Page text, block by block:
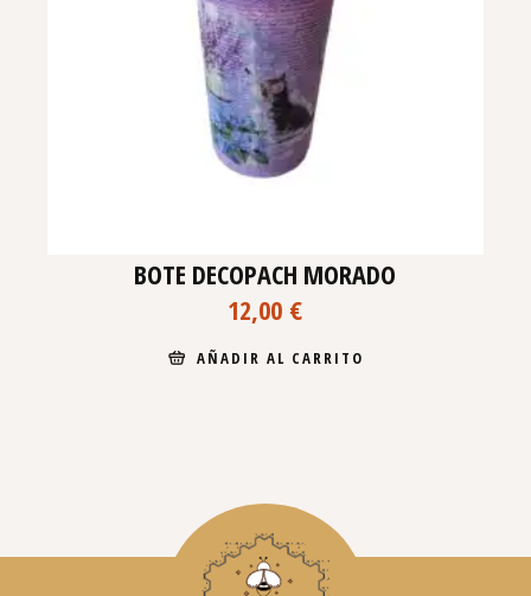
BOTE DECOPACH MORADO
12,00 €
AÑADIR AL CARRITO